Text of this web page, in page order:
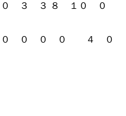
３ ３ ８ １０ ０
０ ０ ０ ４ ０